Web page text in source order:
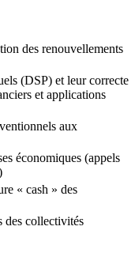
des renouvellements
(DSP) et leur correcte
et applications
aux
économiques (appels
« cash » des
des collectivités